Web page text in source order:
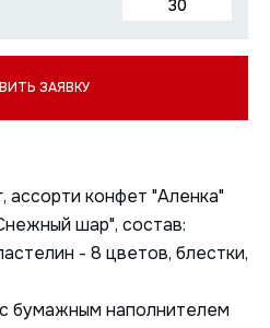
ассорти конфет "Аленка"
шар", состав:
- 8 цветов, блестки,
бумажным наполнителем